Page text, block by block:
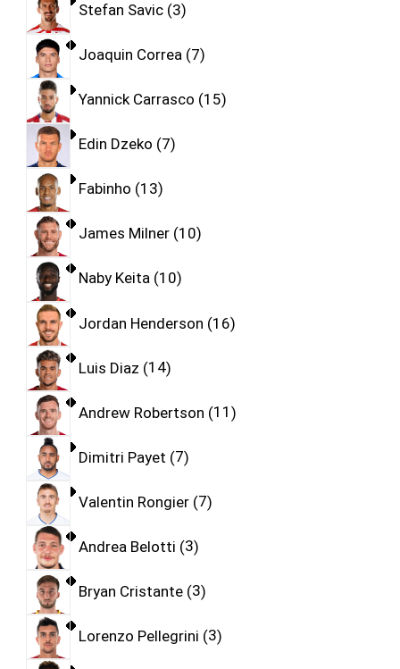
Stefan Savic 3
Joaquin Correa 7
Yannick Carrasco 15
Edin Dzeko 7
Fabinho 13
James Milner 10
Naby Keita 10
Jordan Henderson 16
Luis Diaz 14
Andrew Robertson 11
Dimitri Payet 7
Valentin Rongier 7
Andrea Belotti 3
Bryan Cristante 3
Lorenzo Pellegrini 3